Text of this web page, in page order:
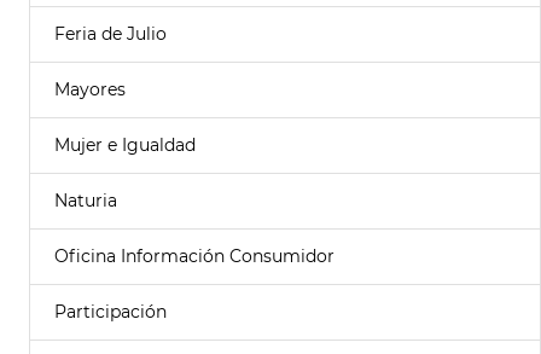
Feria de Julio
Mayores
Mujer e Igualdad
Naturia
Oficina Información Consumidor
Participación